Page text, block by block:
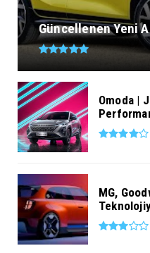
Güncellenen Yeni
Omoda |
MG,